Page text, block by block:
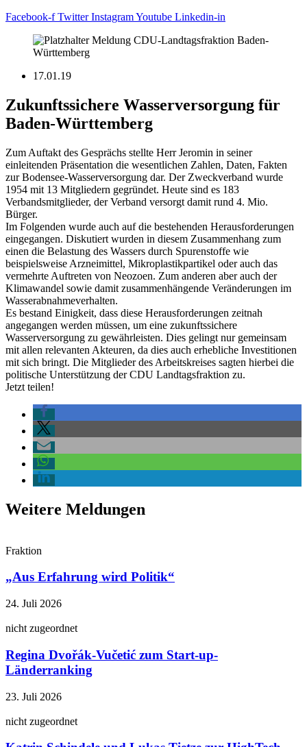
Facebook-f Twitter InstagramYoutube Linkedin-in
17.01.19
Zukunftssichere Wasserversorgung für
Baden-Württemberg
Zum Auftakt des Gesprächs stellte Herr Jeromin in seiner
einleitenden Präsentation die wesentlichen Zahlen, Daten, Fakten
zur Bodensee-Wasserversorgung dar. Der Zweckverband wurde
1954 mit 13 Mitgliedern gegründet. Heute sind es 183
Verbandsmitglieder, der Verband versorgt damit rund 4. Mio.
Bürger.
Im Folgenden wurde auch auf die bestehenden Herausforderungen
eingegangen. Diskutiert wurden in diesem Zusammenhang zum
einen die Belastung des Wassers durch Spurenstoffe wie
beispielsweise Arzneimittel, Mikroplastikpartikel oder auch das
vermehrte Auftreten von Neozoen. Zum anderen aber auch der
Klimawandel sowie damit zusammenhängende Veränderungen im
Wasserabnahmeverhalten.
Es bestand Einigkeit, dass diese Herausforderungen zeitnah
angegangen werden müssen, um eine zukunftssichere
Wasserversorgung zu gewährleisten. Dies gelingt nur gemeinsam
mit allen relevanten Akteuren, da dies auch erhebliche Investitionen
mit sich bringt. Die Mitglieder des Arbeitskreises sagten hierbei die
politische Unterstützung der CDU Landtagsfraktion zu.
Jetzt teilen!
Weitere Meldungen
Fraktion
„Aus Erfahrung wird Politik“
24. Juli 2026
nicht zugeordnet
Regina Dvořák-Vučetić zum Start-up-
Länderranking
23. Juli 2026
nicht zugeordnet